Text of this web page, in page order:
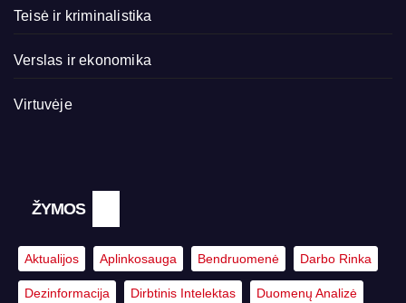
Teisė ir kriminalistika
Verslas ir ekonomika
Virtuvėje
ŽYMOS
Aktualijos Aplinkosauga Bendruomenė Darbo Rinka
Dezinformacija Dirbtinis Intelektas Duomenų Analizė